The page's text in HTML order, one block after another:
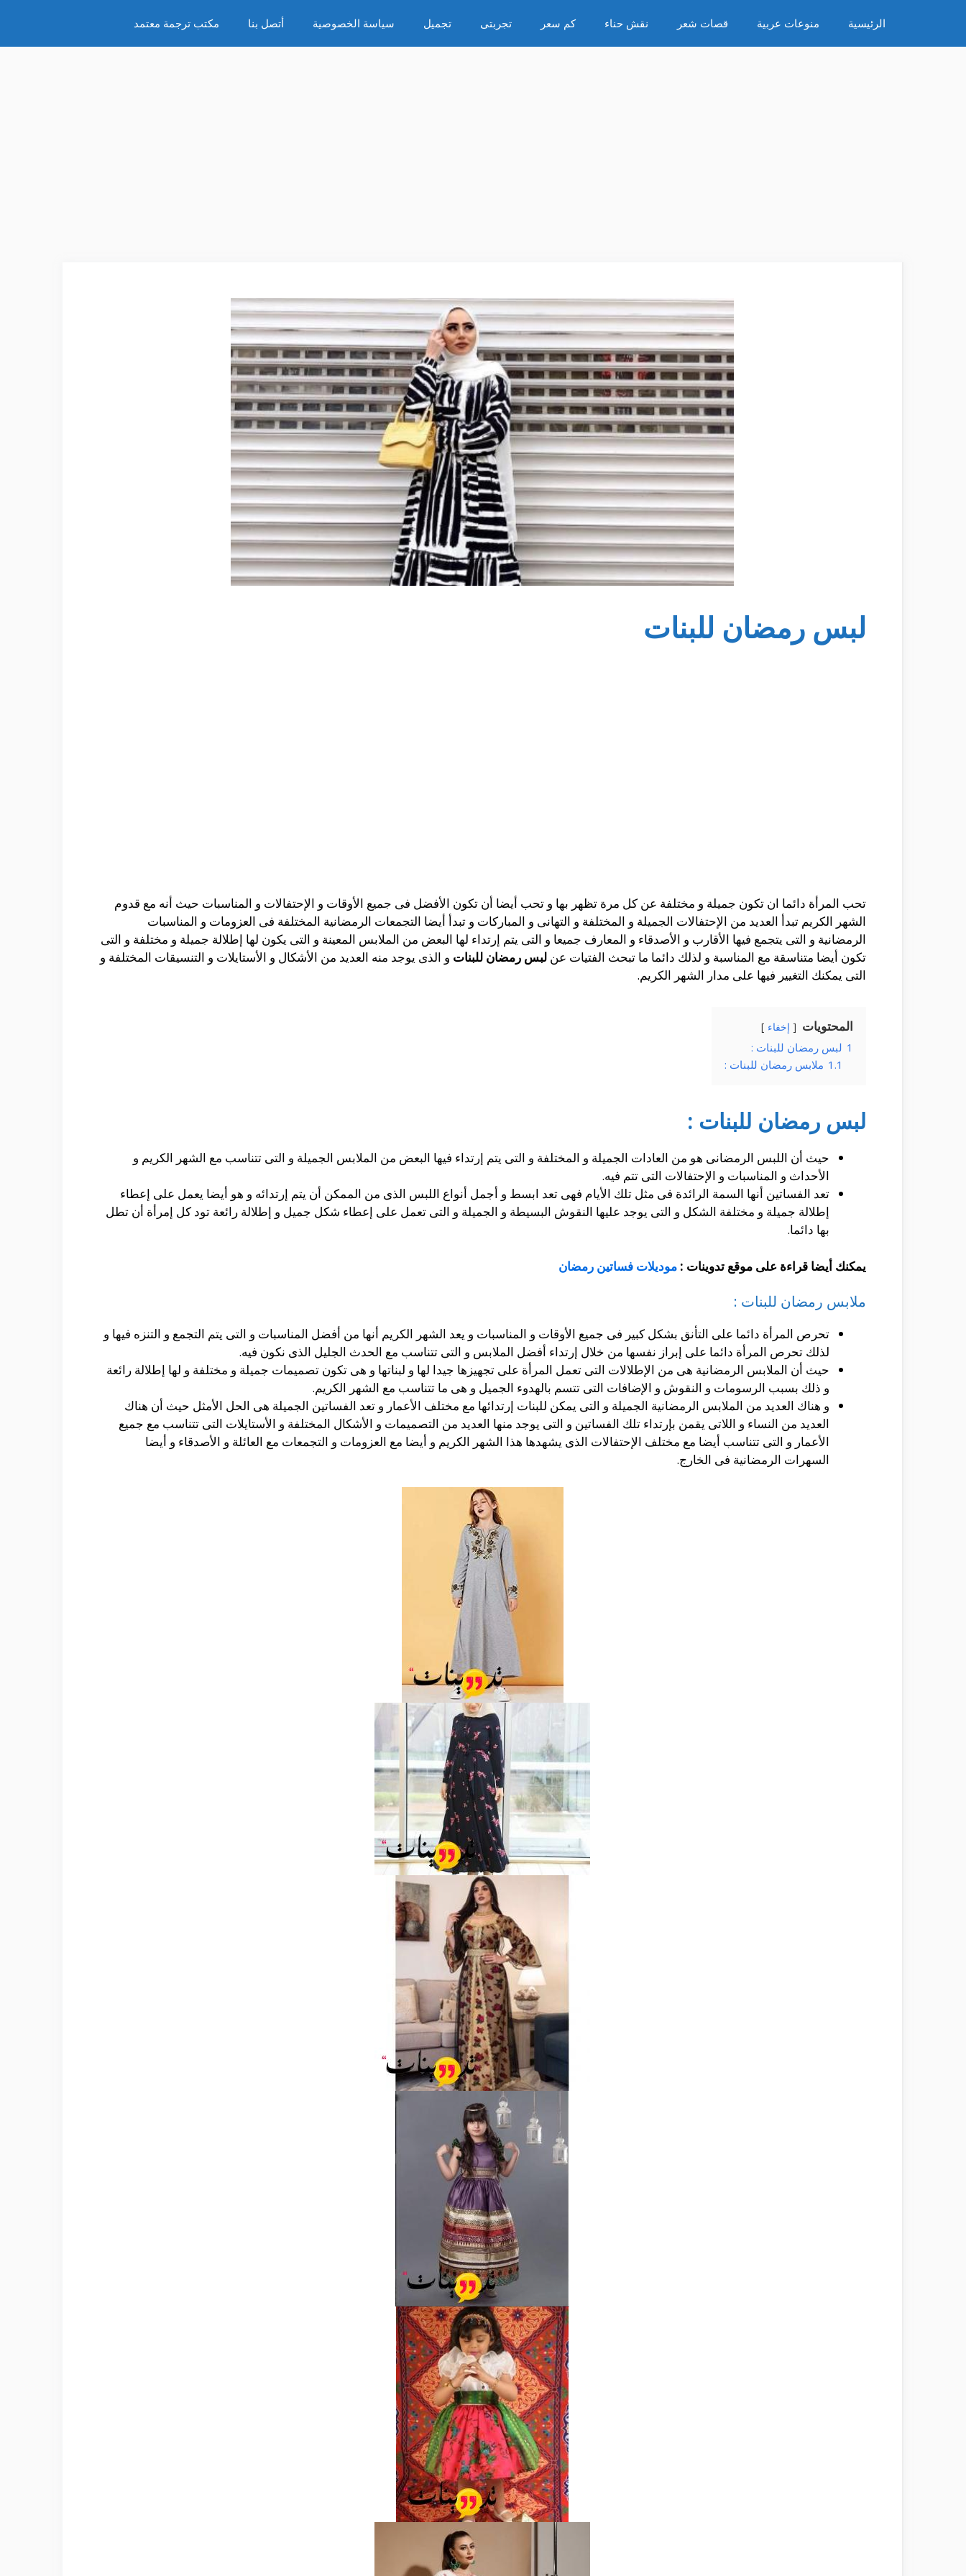
المحتوى
الرئيسية منوعات عربية قصات شعر نقش حناء كم سعر تجربتى تجميل سياسة الخصوصية أتصل بنا مكتب ترجمة معتمد
لبس رمضان للبنات
تحب المرأة دائما ان تكون جميلة و مختلفة عن كل مرة تظهر بها و تحب أيضا أن تكون الأفضل فى جميع الأوقات و الإحتفالات و المناسبات حيث أنه مع قدوم
الشهر الكريم تبدأ العديد من الإحتفالات الجميلة و المختلفة و التهانى و المباركات و تبدأ أيضا التجمعات الرمضانية المختلفة فى العزومات و المناسبات
الرمضانية و التى يتجمع فيها الأقارب و الأصدقاء و المعارف جميعا و التى يتم إرتداء لها البعض من الملابس المعينة و التى يكون لها إطلالة جميلة و مختلفة و التى
تكون أيضا متناسقة مع المناسبة و لذلك دائما ما تبحث الفتيات عن لبس رمضان للبنات و الذى يوجد منه العديد من الأشكال و الأستايلات و التنسيقات المختلفة و
التى يمكنك التغيير فيها على مدار الشهر الكريم.
المحتويات إخفاء
1 لبس رمضان للبنات :
1.1 ملابس رمضان للبنات :
لبس رمضان للبنات :
حيث أن اللبس الرمضانى هو من العادات الجميلة و المختلفة و التى يتم إرتداء فيها البعض من الملابس الجميلة و التى تتناسب مع الشهر الكريم و
الأحداث و المناسبات و الإحتفالات التى تتم فيه.
تعد الفساتين أنها السمة الرائدة فى مثل تلك الأيام فهى تعد ابسط و أجمل أنواع اللبس الذى من الممكن أن يتم إرتدائه و هو أيضا يعمل على إعطاء
إطلالة جميلة و مختلفة الشكل و التى يوجد عليها النقوش البسيطة و الجميلة و التى تعمل على إعطاء شكل جميل و إطلالة رائعة تود كل إمرأة أن تطل
بها دائما.
يمكنك أيضا قراءة على موقع تدوينات : موديلات فساتين رمضان
ملابس رمضان للبنات :
تحرص المرأة دائما على التأنق بشكل كبير فى جميع الأوقات و المناسبات و يعد الشهر الكريم أنها من أفضل المناسبات و التى يتم التجمع و التنزه فيها و
لذلك تحرص المرأة دائما على إبراز نفسها من خلال إرتداء أفضل الملابس و التى تتناسب مع الحدث الجليل الذى نكون فيه.
حيث أن الملابس الرمضانية هى من الإطلالات التى تعمل المرأة على تجهيزها جيدا لها و لبناتها و هى تكون تصميمات جميلة و مختلفة و لها إطلالة رائعة
و ذلك بسبب الرسومات و النقوش و الإضافات التى تتسم بالهدوء الجميل و هى ما تتناسب مع الشهر الكريم.
و هناك العديد من الملابس الرمضانية الجميلة و التى يمكن للبنات إرتدائها مع مختلف الأعمار و تعد الفساتين الجميلة هى الحل الأمثل حيث أن هناك
العديد من النساء و اللاتى يقمن بإرتداء تلك الفساتين و التى يوجد منها العديد من التصميمات و الأشكال المختلفة و الأستايلات التى تتناسب مع جميع
الأعمار و التى تتناسب أيضا مع مختلف الإحتفالات الذى يشهدها هذا الشهر الكريم و أيضا مع العزومات و التجمعات مع العائلة و الأصدقاء و أيضا
السهرات الرمضانية فى الخارج.